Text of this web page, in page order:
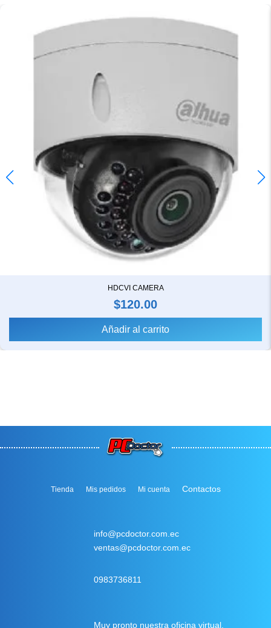
HDCVI CAMERA
$120.00
Añadir al carrito
Tienda Mis pedidos Mi cuenta Contactos
info@pcdoctor.com.ec
ventas@pcdoctor.com.ec
0983736811
Muy pronto nuestra oficina virtual.